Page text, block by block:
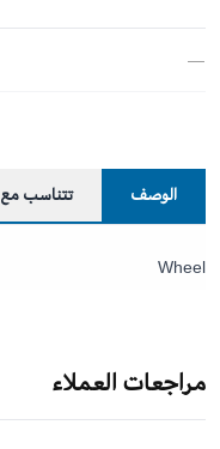
—
الوصف تتناسب مع
Wheel
مراجعات العملاء